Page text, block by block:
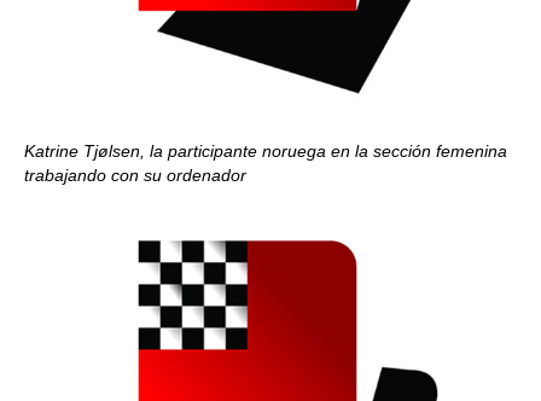
Katrine Tjølsen, la participante noruega en la sección femenina
trabajando con su ordenador